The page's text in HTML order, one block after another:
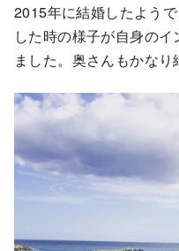
2015年に結婚したよう
した時の様子が自身の
ました。奥さんもかなり